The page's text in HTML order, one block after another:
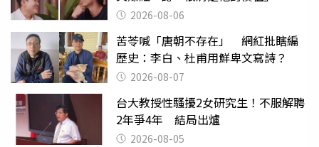
2026-08-06
苦苓喊「唐朝不存在」 網紅批瞎編
歷史：李白、杜甫用鮮卑文寫詩？
2026-08-07
台大教授性騷擾2女研究生！不服解聘
2年爭4年 結局出爐
2026-08-05